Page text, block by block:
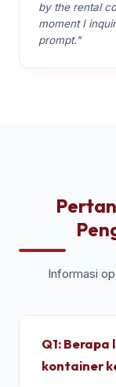
by the rental
moment I
prompt."
Informasi
Q1:
kontainer